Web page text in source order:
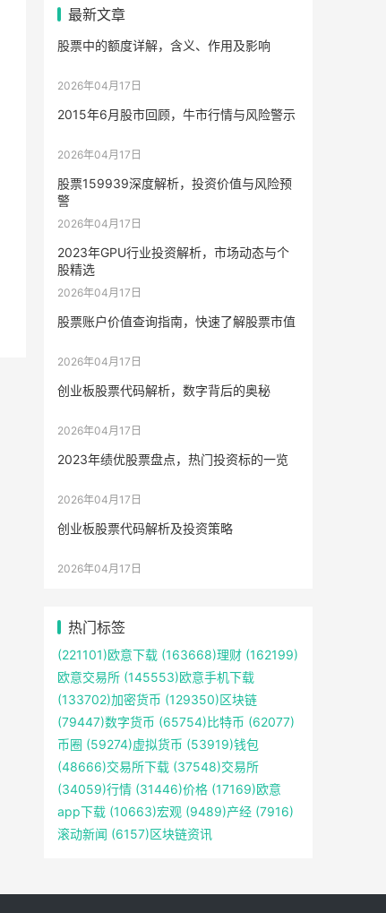
最新文章
股票中的额度详解，含义、作用及影响
2026年04月17日
2015年6月股市回顾，牛市行情与风险警示
2026年04月17日
股票159939深度解析，投资价值与风险预
警
2026年04月17日
2023年GPU行业投资解析，市场动态与个
股精选
2026年04月17日
股票账户价值查询指南，快速了解股票市值
2026年04月17日
创业板股票代码解析，数字背后的奥秘
2026年04月17日
2023年绩优股票盘点，热门投资标的一览
2026年04月17日
创业板股票代码解析及投资策略
2026年04月17日
热门标签
(221101)欧意下载 (163668)理财 (162199)
欧意交易所 (145553)欧意手机下载
(133702)加密货币 (129350)区块链
(79447)数字货币 (65754)比特币 (62077)
币圈 (59274)虚拟货币 (53919)钱包
(48666)交易所下载 (37548)交易所
(34059)行情 (31446)价格 (17169)欧意
app下载 (10663)宏观 (9489)产经 (7916)
滚动新闻 (6157)区块链资讯